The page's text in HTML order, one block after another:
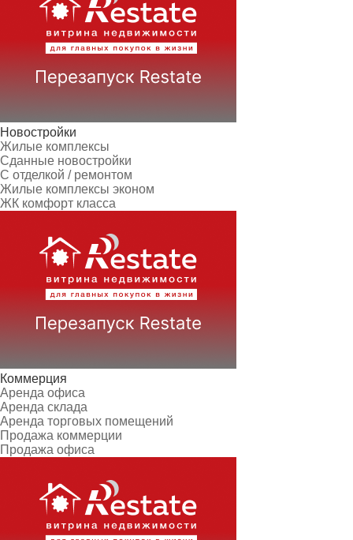
Новостройки
Жилые комплексы
Сданные новостройки
С отделкой / ремонтом
Жилые комплексы эконом
ЖК комфорт класса
Коммерция
Аренда офиса
Аренда склада
Аренда торговых помещений
Продажа коммерции
Продажа офиса